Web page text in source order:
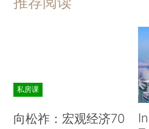
私房课
向松祚：宏观经济70